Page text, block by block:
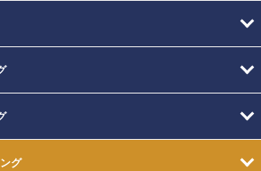
グ